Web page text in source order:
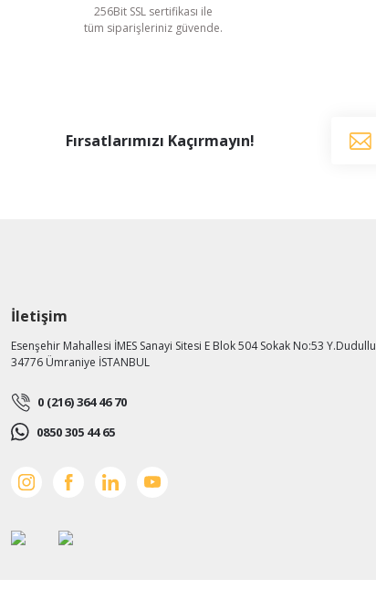
256Bit SSL sertifikası ile
tüm siparişleriniz güvende.
Fırsatlarımızı Kaçırmayın!
İletişim
Esenşehir Mahallesi İMES Sanayi Sitesi E Blok 504 Sokak No:53 Y.Dudullu
34776 Ümraniye İSTANBUL
0 (216) 364 46 70
0850 305 44 65